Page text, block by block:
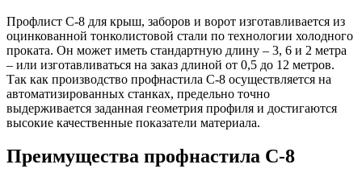
Профлист С-8 для крыш, заборов и ворот изготавливается из
оцинкованной тонколистовой стали по технологии холодного
проката. Он может иметь стандартную длину – 3, 6 и 2 метра
– или изготавливаться на заказ длиной от 0,5 до 12 метров.
Так как производство профнастила С-8 осуществляется на
автоматизированных станках, предельно точно
выдерживается заданная геометрия профиля и достигаются
высокие качественные показатели материала.
Преимущества профнастила С-8